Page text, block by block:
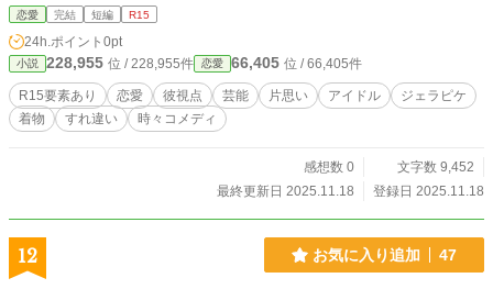
なります。 ※本作は「小説家になろう」「アルファポリス」
に描いていただきました。 ※イラストは描き下ろし作品で
す。無断転載・無断使用・AI学習等は一切禁止しておりま
す。 ©︎Starlight Parade / 木風 やまいも
恋愛 完結 短編 R15
24h.ポイント 0pt
小説 228,955 位 / 228,955件 恋愛 66,405 位 / 66,405件
R15要素あり 恋愛 彼視点 芸能 片思い アイドル
ジェラピケ
着物
すれ違い 時々コメディ
感想数 0
文字数 9,452
最終更新日 2025.11.18
登録日 2025.11.18
12 お気に入り追加 47